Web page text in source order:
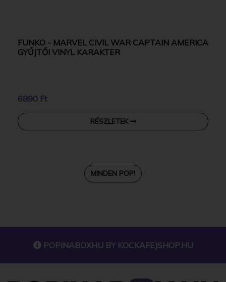
FUNKO - MARVEL CIVIL WAR CAPTAIN AMERICA
GYŰJTŐI VINYL KARAKTER
6890 Ft
RÉSZLETEK
MINDEN POP!
POPINABOXHU BY KOCKAFEJSHOP.HU